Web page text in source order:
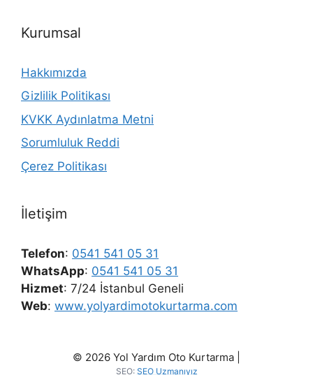
Kurumsal
Hakkımızda
Gizlilik Politikası
KVKK Aydınlatma Metni
Sorumluluk Reddi
Çerez Politikası
İletişim
Telefon: 0541 541 05 31
WhatsApp: 0541 541 05 31
Hizmet: 7/24 İstanbul Geneli
Web: www.yolyardimotokurtarma.com
© 2026 Yol Yardım Oto Kurtarma |
SEO: SEO Uzmanıyız